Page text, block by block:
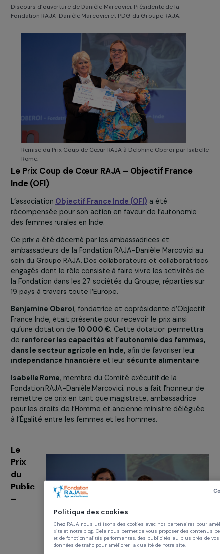
Discours d’ouverture de Danièle Marcovici, Présidente de la
Fondation RAJA-Danièle Marcovici et PDG du Groupe RAJA.
Remise du Prix Coup de Cœur RAJA à Delphine Oberoi par
Rome.
Le Prix Coup de Cœur RAJA – Objectif France
Inde (OFI)
L’associationObjectif France Inde (OFI)a été
récompensée pour son action en faveur de l’autonomie
des femmes rurales en Inde.
Ce prix a été décerné par les ambassadrices et
ambassadeurs de la Fondation RAJA-Danièle Marcovici
sein du Groupe RAJA. Des collaborateurs et
engagés dont le rôle consiste à faire vivre les activités
la Fondation dans les 27 sociétés du Groupe, réparties
19 pays à travers toute l’Europe.
qu’une dotation de
derenforcer les capacités et l’autonomie des
dans le secteur agricole en Inde, afin de favoriser leur
indépendance financière
Fondation RAJA-Danièle Marcovici, nous a fait l’honneur
remettre ce prix en tant que magistrate, ambassadrice
pour les droits de l’Homme et ancienne ministre